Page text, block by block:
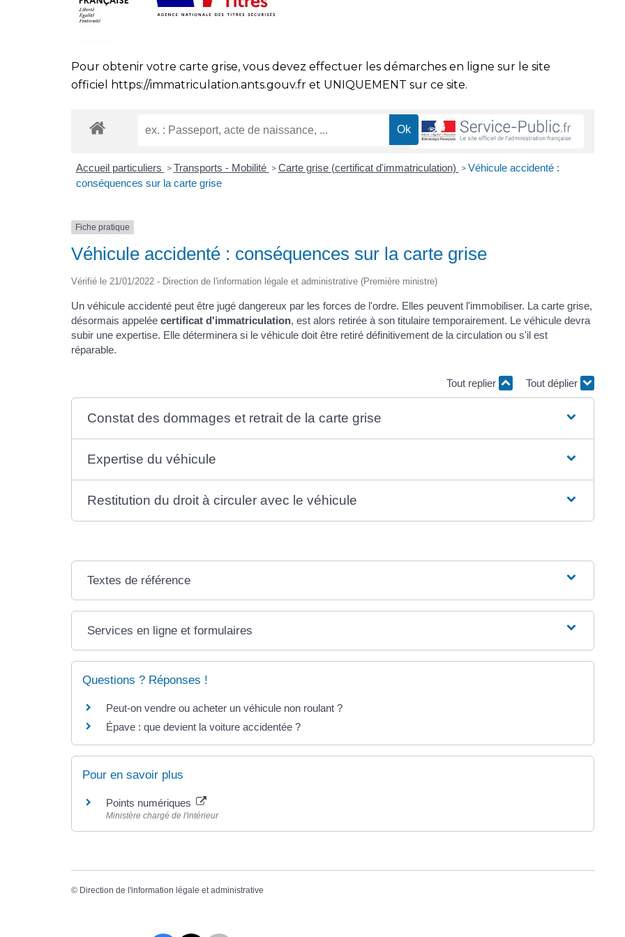
Pour obtenir votre carte grise, vous devez effectuer les démarches en ligne sur le site
officiel
https://immatriculation.ants.gouv.fr et UNIQUEMENT sur ce site.
Accueil particuliers > Transports - Mobilité > Carte grise (certificat d'immatriculation) > Véhicule accidenté :
conséquences sur la carte grise
Fiche pratique
Véhicule accidenté : conséquences sur la carte grise
Vérifié le 21/01/2022 - Direction de l'information légale et administrative (Première ministre)
Un véhicule accidenté peut être jugé dangereux par les forces de l'ordre. Elles peuvent l'immobiliser. La carte grise,
désormais appelée certificat d'immatriculation, est alors retirée à son titulaire temporairement. Le véhicule devra
subir une expertise. Elle déterminera si le véhicule doit être retiré définitivement de la circulation ou s'il est
réparable.
Tout replier Tout déplier
Constat des dommages et retrait de la carte grise
Expertise du véhicule
Restitution du droit à circuler avec le véhicule
Textes de référence
Services en ligne et formulaires
Questions ? Réponses !
Peut-on vendre ou acheter un véhicule non roulant ?
Épave : que devient la voiture accidentée ?
Pour en savoir plus
Points numériques
Ministère chargé de l'intérieur
© Direction de l'information légale et administrative